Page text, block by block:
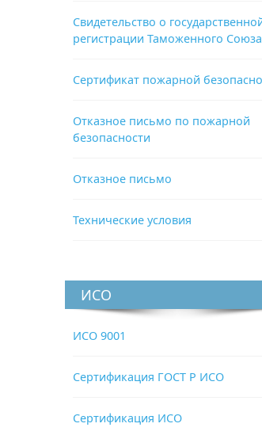
Свидетельство о
регистрации Таможенного Союза
Сертификат пожарной
Отказное письмо по пожарной
безопасности
Отказное письмо
Технические условия
ИСО
ИСО 9001
Сертификация ГОСТ Р ИСО
Сертификация ИСО